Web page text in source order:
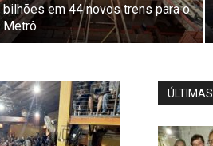
bilhões em 44 novos trens para o
Metrô
ÚLTIMAS